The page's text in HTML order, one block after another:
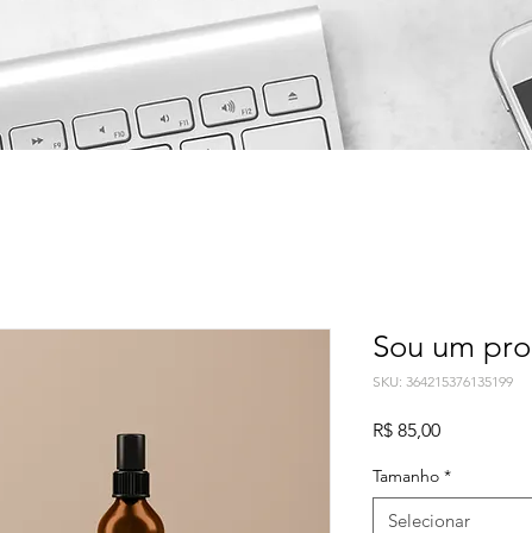
Sou um
SKU: 364215376135199
R$ 85,00Preço
Tamanho *
Selecionar